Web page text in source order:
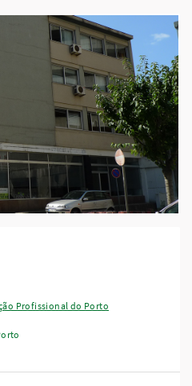
Profissional do Porto